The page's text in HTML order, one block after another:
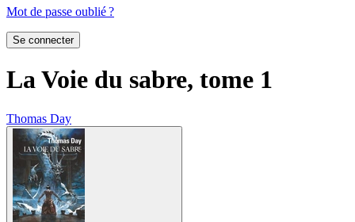
Mot de passe oublié ?
Se connecter
La Voie du sabre, tome 1
Thomas Day